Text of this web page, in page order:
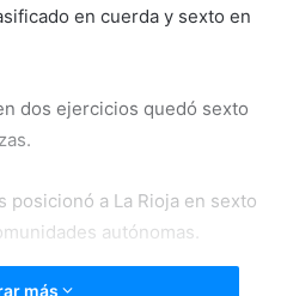
en cuerda y sexto en
dos ejercicios quedó sexto
posicionó a La Rioja en sexto
autónomas.
más